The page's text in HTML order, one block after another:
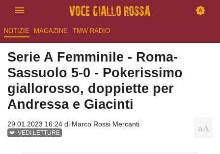
NOTIZIE MAGAZINE TMW RADIO
Serie A Femminile - Roma-
Sassuolo 5-0 - Pokerissimo
giallorosso, doppiette per
Andressa e Giacinti
29.01.2023 16:24 di Marco Rossi Mercanti
VEDI LETTURE